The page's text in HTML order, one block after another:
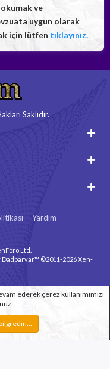
ve
uygun olarak
için lütfen tıklayınız.
Saklıdır.
Yardım
Ltd.
Dadparvar™ ©2011-2026Xen-
zaman
ederek çerez kullanımımızı
edin…